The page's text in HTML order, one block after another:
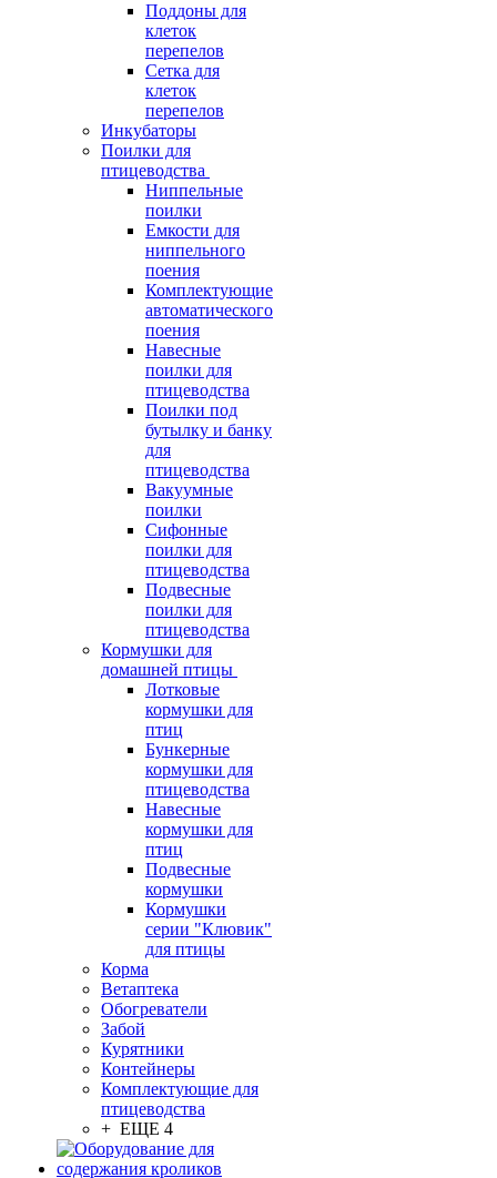
Поддоны для
клеток
перепелов
Сетка для
клеток
перепелов
Инкубаторы
Поилки для
птицеводства
Ниппельные
поилки
Емкости для
ниппельного
поения
Комплектующие
автоматического
поения
Навесные
поилки для
птицеводства
Поилки под
бутылку и банку
для
птицеводства
Вакуумные
поилки
Сифонные
поилки для
птицеводства
Подвесные
поилки для
птицеводства
Кормушки для
домашней птицы
Лотковые
кормушки для
птиц
Бункерные
кормушки для
птицеводства
Навесные
кормушки для
птиц
Подвесные
кормушки
Кормушки
серии "Клювик"
для птицы
Корма
Ветаптека
Обогреватели
Забой
Курятники
Контейнеры
Комплектующие для
птицеводства
+ ЕЩЕ 4